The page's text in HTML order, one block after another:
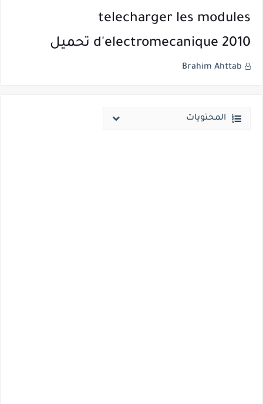
telecharger les modules
d'electromecanique 2010 تحميل
Brahim Ahttab
المحتويات